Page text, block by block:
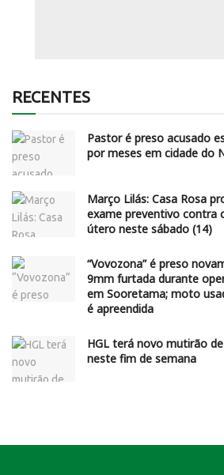
RECENTES
Pastor é preso acusado
por meses em cidade do
Março Lilás: Casa Rosa
exame preventivo contra
útero neste sábado (14)
“Vovozona” é preso
9mm furtada durante
em Sooretama; moto
é apreendida
HGL terá novo mutirão
neste fim de semana